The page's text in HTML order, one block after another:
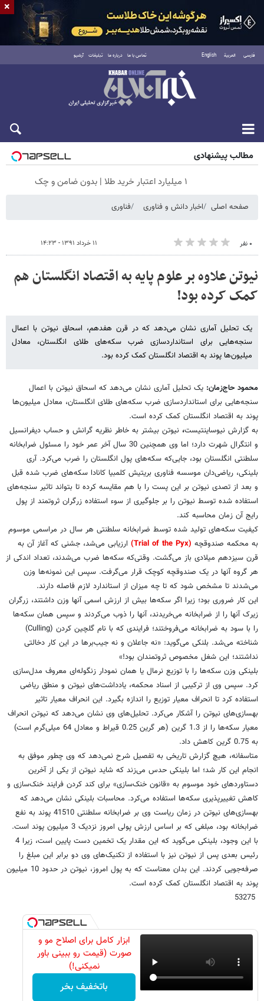
فارسی العربية English تماس با ما درباره ما تبلیغات آرشیو
جمعه ۱۶ مرداد ۱۴۰۵
مطالب پیشنهادی
۱ میلیارد اعتبار خرید طلا | بدون ضامن و چک
صفحه اصلی اخبار دانش و فناوری فناوری
۰ نفر ۱۱ خرداد ۱۳۹۱ - ۱۴:۲۳
نیوتن علاوه بر علوم پایه به اقتصاد انگلستان هم
کمک کرده بود!
یک تحلیل آماری نشان می‌دهد که در قرن هفدهم، اسحاق نیوتن با اعمال
سنجه‌هایی برای استانداردسازی ضرب سکه‌های طلای انگلستان، معادل
میلیون‌ها پوند به اقتصاد انگلستان کمک کرده بود.
محمود حاج‌زمان: یک تحلیل آماری نشان می‌دهد که اسحاق نیوتن با اعمال
سنجه‌هایی برای استانداردسازی ضرب سکه‌های طلای انگلستان، معادل میلیون‌ها
پوند به اقتصاد انگلستان کمک کرده است.
به گزارش نیوساینتیست، نیوتن بیشتر به خاطر نظریه گرانش و حساب دیفرانسیل
و انتگرال شهرت دارد؛ اما وی همچنین 30 سال آخر عمر خود را مسئول ضرابخانه
سلطنتی انگلستان بود، جایی‌که سکه‌های پول انگلستان را ضرب می‌کرد. آری
بلینکی، ریاضی‌دان موسسه فناوری بریتیش کلمبیا کانادا سکه‌های ضرب شده قبل
و بعد از تصدی نیوتن بر این پست را با هم مقایسه کرده تا بتواند تاثیر سنجه‌های
استفاده شده توسط نیوتن را بر جلوگیری از سوء استفاده زرگران ثروتمند از پول
رایج آن زمان محاسبه کند.
کیفیت سکه‌های تولید شده توسط ضرابخانه سلطنتی هر سال در مراسمی موسوم
به محکمه صندوقچه (Trial of the Pyx)
ارزیابی می‌شد، جشنی که آغاز آن به
قرن سیزدهم میلادی باز می‌گشت. وقتی‌که سکه‌ها ضرب می‌شدند، تعداد اندکی از
هر گروه آنها در یک صندوقچه کوچک قرار می‌گرفت. سپس این نمونه‌ها وزن
می‌شدند تا مشخص شود که تا چه میزان از استاندارد لازم فاصله دارند.
این کار ضروری بود؛ زیرا اگر سکه‌ها بیش از ارزش اسمی آنها وزن داشتند، زرگران
زیرک آنها را از ضرابخانه می‌خریدند، آنها را ذوب می‌کردند و سپس همان سکه‌ها
را با سود به ضرابخانه می‌فروختند؛ فرایندی که با نام گلچین کردن (Culling)
شناخته می‌شد. بلنکی می‌گوید: «نه جاعلان و نه جیب‌برها در این کار دخالتی
نداشتند؛ این شغل مخصوص ثروتمندان بود!»
بلینکی وزن سکه‌ها را با توزیع نرمال یا همان نمودار زنگوله‌ای معروف مدل‌سازی
کرد. سپس وی از ترکیبی از اسناد محکمه، یادداشت‌های نیوتن و منطق ریاضی
استفاده کرد تا انحراف معیار توزیع را اندازه بگیرد. این انحراف معیار تاثیر
بهسازی‌های نیوتن را آشکار می‌کر‌د. تحلیل‌های وی نشان می‌دهد که نیوتن انحراف
معیار سکه‌ها را از 1.3 گرین (هر گرین 0.25 قیراط و معادل 64 میلی‌گرم است)
به 0.75 گرین کاهش داد.
متاسفانه، هیچ گزارش تاریخی به تفصیل شرح نمی‌دهد که وی چطور موفق به
انجام این کار شد؛ اما بلینکی حدس می‌زند که شاید نیوتن از یکی از آخرین
دستاوردهای خود موسوم به «قانون خنک‌سازی» برای کند کردن فرایند خنک‌سازی و
کاهش تغییرپذیری سکه‌ها استفاده می‌کرد. محاسبات بلینکی نشان می‌دهد که
بهسازی‌های نیوتن در زمان ریاست وی بر ضرابخانه سلطنتی 41510 پوند به نفع
ضرابخانه بود، مبلغی که بر اساس ارزش پولی امروز نزدیک 3 میلیون پوند است.
با این وجود، بلینکی می‌گوید که این مقدار یک تخمین دست پایین است، زیرا 4
رئیس بعدی پس از نیوتن نیز با استفاده از تکنیک‌های وی دو برابر این مبلغ را
صرفه‌جویی کردند. این بدان معناست که به پول امروز، نیوتن در حدود 10 میلیون
پوند به اقتصاد انگلستان کمک کرده است.
ابزار کامل برای اصلاح مو و
صورت (قیمت رو ببینی باور
نمیکنی!)
باتخفیف بخر
×